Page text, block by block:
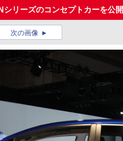
リーズのコンセプトカーを公開
次の画像